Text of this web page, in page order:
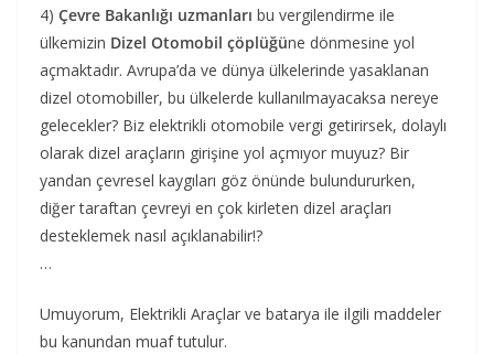
4) Çevre Bakanlığı uzmanları bu vergilendirme ile
ülkemizin Dizel Otomobil çöplüğüne dönmesine yol
açmaktadır. Avrupa’da ve dünya ülkelerinde yasaklanan
dizel otomobiller, bu ülkelerde kullanılmayacaksa nereye
gelecekler? Biz elektrikli otomobile vergi getirirsek, dolaylı
olarak dizel araçların girişine yol açmıyor muyuz? Bir
yandan çevresel kaygıları göz önünde bulundururken,
diğer taraftan çevreyi en çok kirleten dizel araçları
desteklemek nasıl açıklanabilir!?
…
Umuyorum, Elektrikli Araçlar ve batarya ile ilgili maddeler
bu kanundan muaf tutulur.